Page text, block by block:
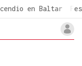
en Baltar